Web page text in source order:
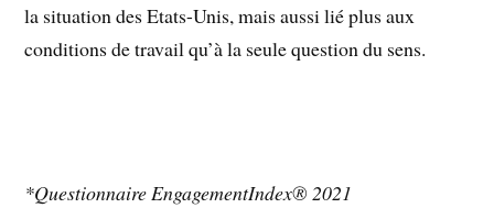
la situation des Etats-Unis, mais aussi lié plus aux
conditions de travail qu’à la seule question du sens.
*Questionnaire EngagementIndex® 2021